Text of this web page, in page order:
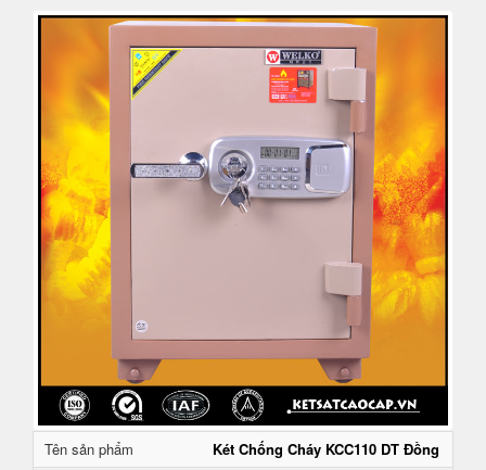
Tên sản phẩm
Két Chống Cháy KCC110 DT Đồng